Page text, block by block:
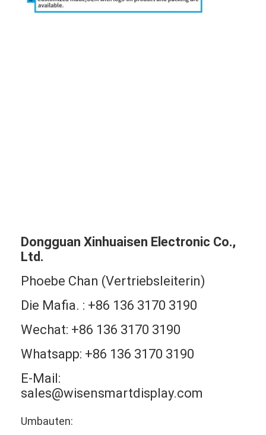
Dongguan Xinhuaisen Electronic Co.,
Ltd.
Phoebe Chan (Vertriebsleiterin)
Die Mafia. : +86 136 3170 3190
Wechat: +86 136 3170 3190
Whatsapp: +86 136 3170 3190
E-Mail:
sales@wisensmartdisplay.com
Umbauten: